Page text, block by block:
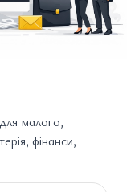
малого,
фінанси,